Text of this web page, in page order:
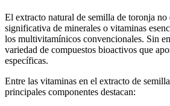
El extracto natural de semilla de toronja no
significativa de minerales o vitaminas
los multivitamínicos convencionales. Sin
variedad de compuestos bioactivos que
específicas.
Entre las vitaminas en el extracto de
principales componentes destacan: